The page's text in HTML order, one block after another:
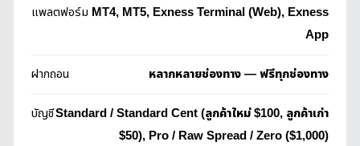
แพลตฟอร์ม MT4, MT5, Exness Terminal (Web), Exness
App
ฝากถอน หลากหลายช่องทาง — ฟรีทุกช่องทาง
บัญชีStandard / Standard Cent (ลูกค้าใหม่ $100, ลูกค้าเก่า
$50), Pro / Raw Spread / Zero ($1,000)